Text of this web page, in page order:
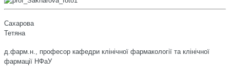
Сахарова
Тетяна
д.фарм.н., професор кафедри клінічної фармакології та клінічної
фармації НФаУ